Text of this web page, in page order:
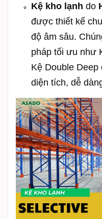
Kệ kho lạnh do
được thiết kế
độ âm sâu.
pháp tối ưu như
Kệ Double Deep
diện tích, dễ